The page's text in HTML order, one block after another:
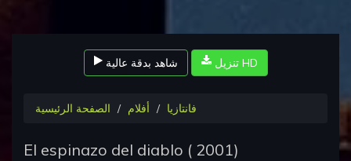
شاهد بدقة عالية تنزيل HD
الصفحة الرئيسية أفلام فانتازيا
El espinazo del diablo ( 2001)